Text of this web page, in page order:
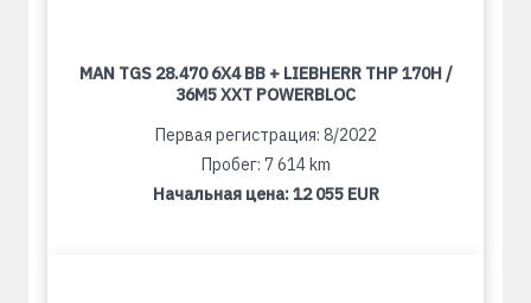
MAN TGS 28.470 6X4 BB + LIEBHERR THP 170H /
36M5 XXT POWERBLOC
Первая регистрация: 8/2022
Пробег: 7 614 km
Начальная цена:12 055 EUR